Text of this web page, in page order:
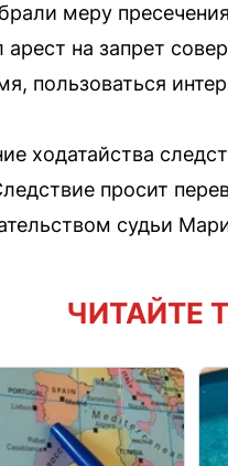
меру
на запрет
пользоваться
ходатайства
просит
судьи
ЧИТАЙТЕ